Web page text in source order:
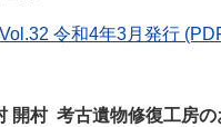
令和4年3月発行
開村 考古遺物修復工房の